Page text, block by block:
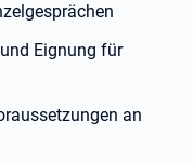
Eignung für
an